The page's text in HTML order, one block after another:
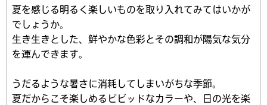
夏を感じる明るく楽しいものを取り入れてみてはいかが
でしょうか。
生き生きとした、鮮やかな色彩とその調和が陽気な気分
を運んできます。
うだるような暑さに消耗してしまいがちな季節。
夏だからこそ楽しめるビビッドなカラーや、日の光を楽